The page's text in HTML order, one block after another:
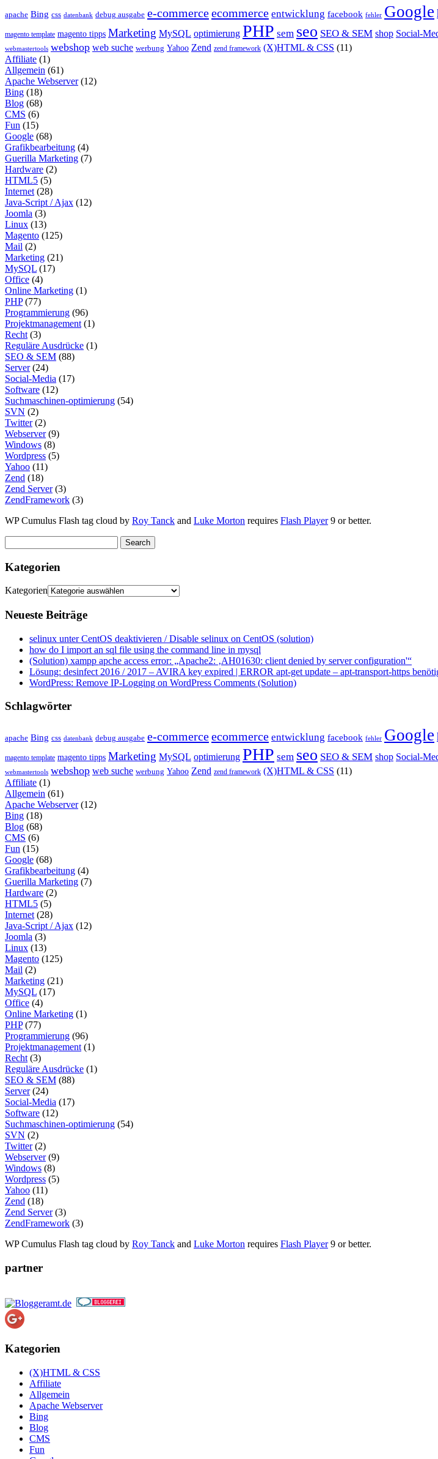
apache Bing css datenbank debug ausgabe e-commerceecommerce entwicklung facebook fehler Google
magento template magento tipps Marketing MySQL optimierung PHP sem seo SEO & SEM shop Social-
webmastertools webshop web suche werbung Yahoo Zend zend framework (X)HTML & CSS (11)
Affiliate (1)
Allgemein (61)
Apache Webserver(12)
Bing (18)
Blog (68)
CMS (6)
Fun (15)
Google (68)
Grafikbearbeitung (4)
Guerilla Marketing (7)
Hardware (2)
HTML5 (5)
Internet (28)
Java-Script / Ajax (12)
Joomla (3)
Linux (13)
Magento (125)
Mail (2)
Marketing (21)
MySQL (17)
Office (4)
Online Marketing (1)
PHP(77)
Programmierung (96)
Projektmanagement (1)
Recht (3)
Reguläre Ausdrücke (1)
SEO & SEM (88)
Server(24)
Social-Media (17)
Software (12)
Suchmaschinen-optimierung (54)
SVN (2)
Twitter(2)
Webserver(9)
Windows (8)
Wordpress (5)
Yahoo (11)
Zend (18)
Zend Server(3)
ZendFramework (3)
WP Cumulus Flash tag cloud by Roy Tanck and Luke Morton requires Flash Player9 or better.
Kategorien
Kategorien
Neueste Beiträge
selinux unter CentOS deaktivieren / Disable selinux on CentOS (solution)
how do I import an sql file using the command line in mysql
(Solution) xampp apche access error: „Apache2: ‚AH01630: client denied by server configuration'“
Lösung: desinfect 2016 / 2017 – AVIRA key expired | ERROR apt-get update – apt-transport-https
WordPress: Remove IP-Logging on WordPress Comments (Solution)
Schlagwörter
apache Bing css datenbank debug ausgabe e-commerceecommerce entwicklung facebook fehler Google
magento template magento tipps Marketing MySQL optimierung PHP sem seo SEO & SEM shop Social-
webmastertools webshop web suche werbung Yahoo Zend zend framework (X)HTML & CSS (11)
Affiliate (1)
Allgemein (61)
Apache Webserver(12)
Bing (18)
Blog (68)
CMS (6)
Fun (15)
Google (68)
Grafikbearbeitung (4)
Guerilla Marketing (7)
Hardware (2)
HTML5 (5)
Internet (28)
Java-Script / Ajax (12)
Joomla (3)
Linux (13)
Magento (125)
Mail (2)
Marketing (21)
MySQL (17)
Office (4)
Online Marketing (1)
PHP(77)
Programmierung (96)
Projektmanagement (1)
Recht (3)
Reguläre Ausdrücke (1)
SEO & SEM (88)
Server(24)
Social-Media (17)
Software (12)
Suchmaschinen-optimierung (54)
SVN (2)
Twitter(2)
Webserver(9)
Windows (8)
Wordpress (5)
Yahoo (11)
Zend (18)
Zend Server(3)
ZendFramework (3)
WP Cumulus Flash tag cloud by Roy Tanck and Luke Morton requires Flash Player9 or better.
partner
Kategorien
(X)HTML & CSS
Affiliate
Allgemein
Apache Webserver
Bing
Blog
CMS
Fun